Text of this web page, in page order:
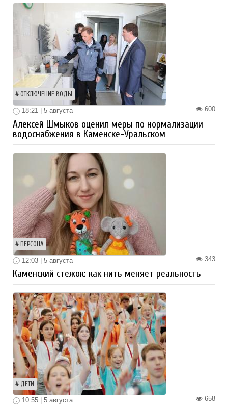
ОТКЛЮЧЕНИЕ ВОДЫ
600
18:21 | 5 августа
Алексей Шмыков оценил меры по нормализации
водоснабжения в Каменске-Уральском
ПЕРСОНА
343
12:03 | 5 августа
Каменский стежок: как нить меняет реальность
ДЕТИ
658
10:55 | 5 августа